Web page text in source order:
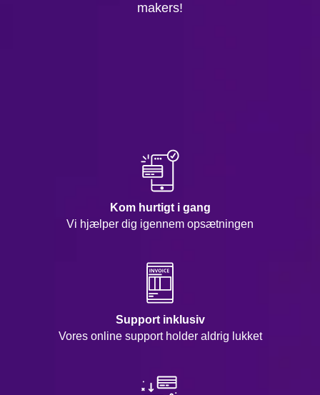
makers!
Kom hurtigt i gang
Vi hjælper dig igennem opsætningen
Support inklusiv
Vores online support holder aldrig lukket